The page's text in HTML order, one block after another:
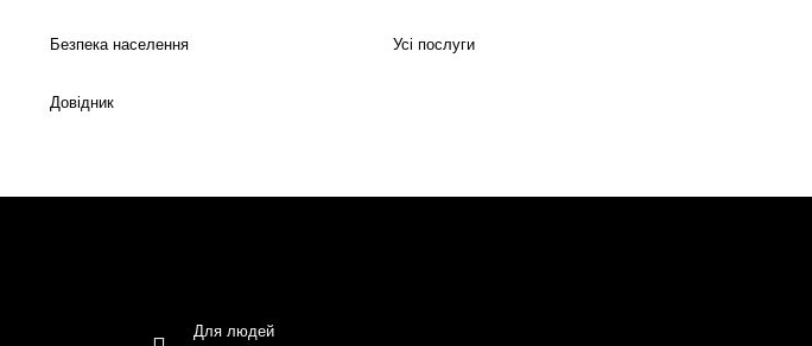
Безпека населення Усі послуги
Довідник
Для людей